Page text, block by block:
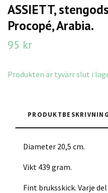
ASSIETT,
Procopé, Arabia.
95 kr
Produkten är tyvärr slut i
PRODUKTBESKRIVNING
Diameter 20,5 cm.
Vikt 439 gram.
Fint bruksskick. Varje